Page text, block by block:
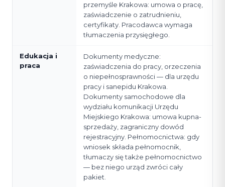
przemyśle Krakowa: umowa o pracę,
zaświadczenie o zatrudnieniu,
certyfikaty. Pracodawca wymaga
tłumaczenia przysięgłego.
Edukacja i
praca
Dokumenty medyczne:
zaświadczenia do pracy, orzeczenia
o niepełnosprawności — dla urzędu
pracy i sanepidu Krakowa.
Dokumenty samochodowe dla
wydziału komunikacji Urzędu
Miejskiego Krakowa: umowa kupna-
sprzedaży, zagraniczny dowód
rejestracyjny. Pełnomocnictwa: gdy
wniosek składa pełnomocnik,
tłumaczy się także pełnomocnictwo
— bez niego urząd zwróci cały
pakiet.